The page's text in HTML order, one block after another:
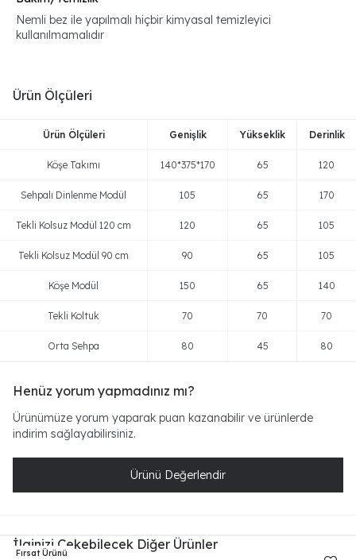
Nemli bez ile yapılmalı hiçbir kimyasal temizleyici
kullanılmamalıdır
Ürün Ölçüleri
Ürün Ölçüleri Genişlik Yükseklik Derinlik
Köşe Takımı 140*375*170 65 120
Sehpalı Dinlenme Modül 105 65 170
Tekli Kolsuz Modül 120 cm 120 65 105
Tekli Kolsuz Modül 90 cm 90 65 105
Köşe Modül 150 65 140
Tekli Koltuk 70 70 70
Orta Sehpa 80 45 80
Henüz yorum yapmadınız mı?
Ürünümüze yorum yaparak puan kazanabilir ve ürünlerde
indirim sağlayabilirsiniz.
Ürünü Değerlendir
İlginizi Çekebilecek Diğer Ürünler